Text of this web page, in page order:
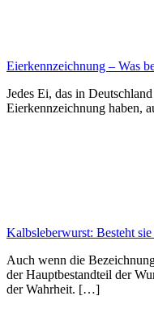
Eierkennzeichnung – Was
Jedes Ei, das in
Eierkennzeichnung haben,
Kalbsleberwurst: Besteht
Auch wenn die
der Hauptbestandteil der
der Wahrheit. […]